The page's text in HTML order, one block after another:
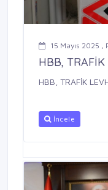
15 Mayıs 2025
HBB,
HBB, TRAFİK
İncele